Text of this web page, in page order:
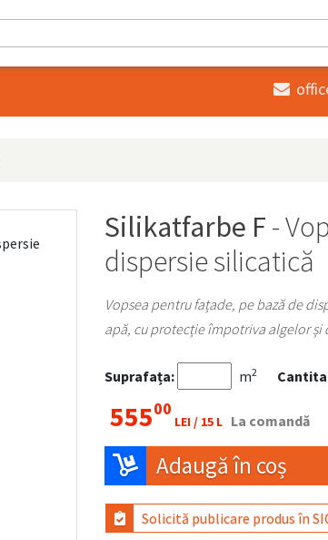

Silikatfarbe F -
dispersie silicatică
Vopsea pentru fațade, pe bază de
apă, cu protecție împotriva algelor
Suprafața: m2
55500
LEI / 15 L La comandă
Adaugă în coș
Solicită publicare produs în